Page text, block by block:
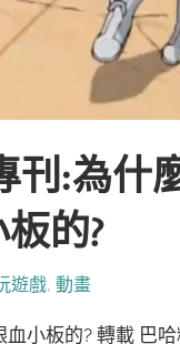
刊:為什
的?
遊戲, 動畫
小板的? 轉載 巴